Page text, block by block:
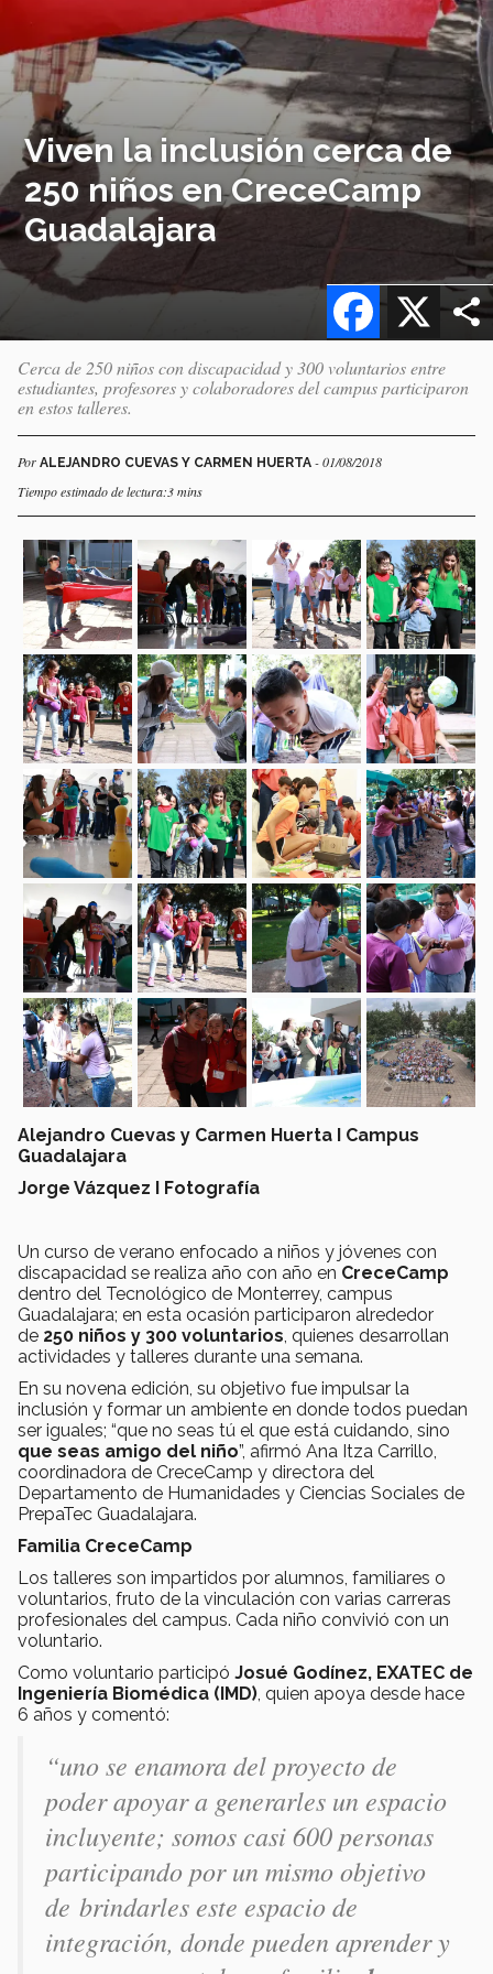
Viven la inclusión cerca de
250 niños en CreceCamp
Guadalajara
X
Facebook
Cerca de 250 niños con discapacidad y 300 voluntarios entre
estudiantes, profesores y colaboradores del campus participaron
en estos talleres.
Por ALEJANDRO CUEVAS Y CARMEN HUERTA - 01/08/2018
Tiempo estimado de lectura:3 mins
Alejandro Cuevas y Carmen Huerta I Campus
Guadalajara
Jorge Vázquez I Fotografía
Un curso de verano enfocado a niños y jóvenes con
discapacidad se realiza año con año en CreceCamp
dentro del Tecnológico de Monterrey, campus
Guadalajara; en esta ocasión participaron alrededor
de 250 niños y 300 voluntarios , quienes desarrollan
actividades y talleres durante una semana.
En su novena edición, su objetivo fue impulsar la
inclusión y formar un ambiente en donde todos puedan
ser iguales; “que no seas tú el que está cuidando, sino
que seas amigo del niño”, afirmó Ana Itza Carrillo,
coordinadora de CreceCamp y directora del
Departamento de Humanidades y Ciencias Sociales de
PrepaTec Guadalajara.
Familia CreceCamp
Los talleres son impartidos por alumnos, familiares o
voluntarios, fruto de la vinculación con varias carreras
profesionales del campus. Cada niño convivió con un
voluntario.
Como voluntario participó Josué Godínez, EXATEC de
Ingeniería Biomédica (IMD) , quien apoya desde hace
6 años y comentó:
“uno se enamora del proyecto de
poder apoyar a generarles un espacio
incluyente; somos casi 600 personas
participando por un mismo objetivo
de brindarles este espacio de
integración, donde pueden aprender y